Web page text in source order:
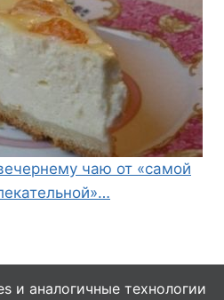
чаю от «самой
и аналогичные технологии